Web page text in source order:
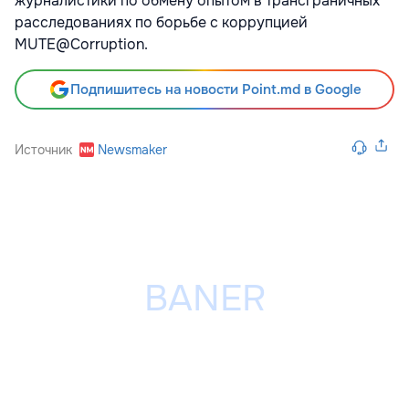
расследованиях по борьбе с коррупцией
MUTE@Corruption.
Подпишитесь на новости Point.md в Google
Источник Newsmaker